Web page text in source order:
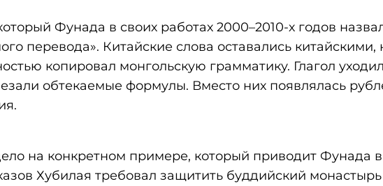
Фунада в своих работах 2000–2010-х годов
перевода». Китайские слова оставались китайскими,
копировал монгольскую грамматику. Глагол
обтекаемые формулы. Вместо них появлялась
на конкретном примере, который приводит Фунада
Хубилая требовал защитить буддийский монастырь